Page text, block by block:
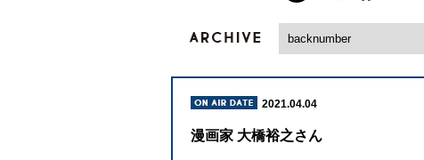
2021.04.04
漫画家 大橋裕之さん